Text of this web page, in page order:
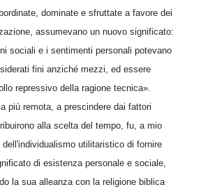
dominate e sfruttate a favore dei
assumevano un nuovo significato:
sociali e i sentimenti personali potevano
fini anziché mezzi, ed essere
repressivo della ragione tecnica».
più remota, a prescindere dai fattori
alla scelta del tempo, fu, a mio
utilitaristico di fornire
di esistenza personale e sociale,
la sua alleanza con la religione biblica